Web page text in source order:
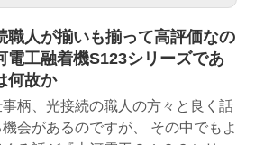
職人が揃いも揃って高評価なの
電工融着機S123シリーズであ
何故か
柄、光接続の職人の方々と良く話
機会があるのですが、 その中でもよ